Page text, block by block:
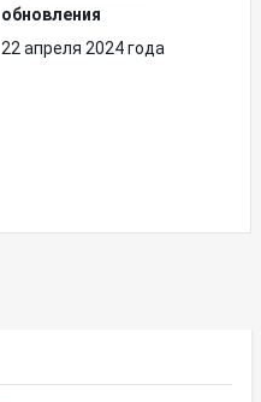
обновления
22 апреля 2024 года